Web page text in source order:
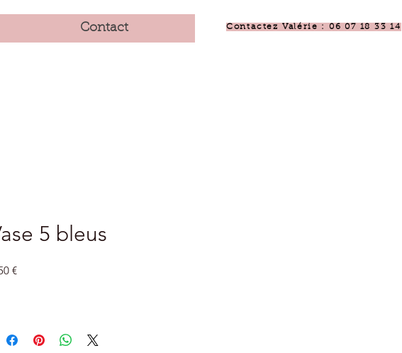
Contact Contactez Valérie : 06 07 18 33 14
5 bleus
€Prix